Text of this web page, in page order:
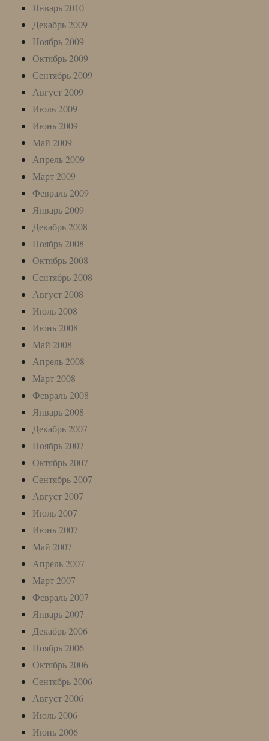
Январь 2010
Декабрь 2009
Ноябрь 2009
Октябрь 2009
Сентябрь 2009
Август 2009
Июль 2009
Июнь 2009
Май 2009
Апрель 2009
Март 2009
Февраль 2009
Январь 2009
Декабрь 2008
Ноябрь 2008
Октябрь 2008
Сентябрь 2008
Август 2008
Июль 2008
Июнь 2008
Май 2008
Апрель 2008
Март 2008
Февраль 2008
Январь 2008
Декабрь 2007
Ноябрь 2007
Октябрь 2007
Сентябрь 2007
Август 2007
Июль 2007
Июнь 2007
Май 2007
Апрель 2007
Март 2007
Февраль 2007
Январь 2007
Декабрь 2006
Ноябрь 2006
Октябрь 2006
Сентябрь 2006
Август 2006
Июль 2006
Июнь 2006